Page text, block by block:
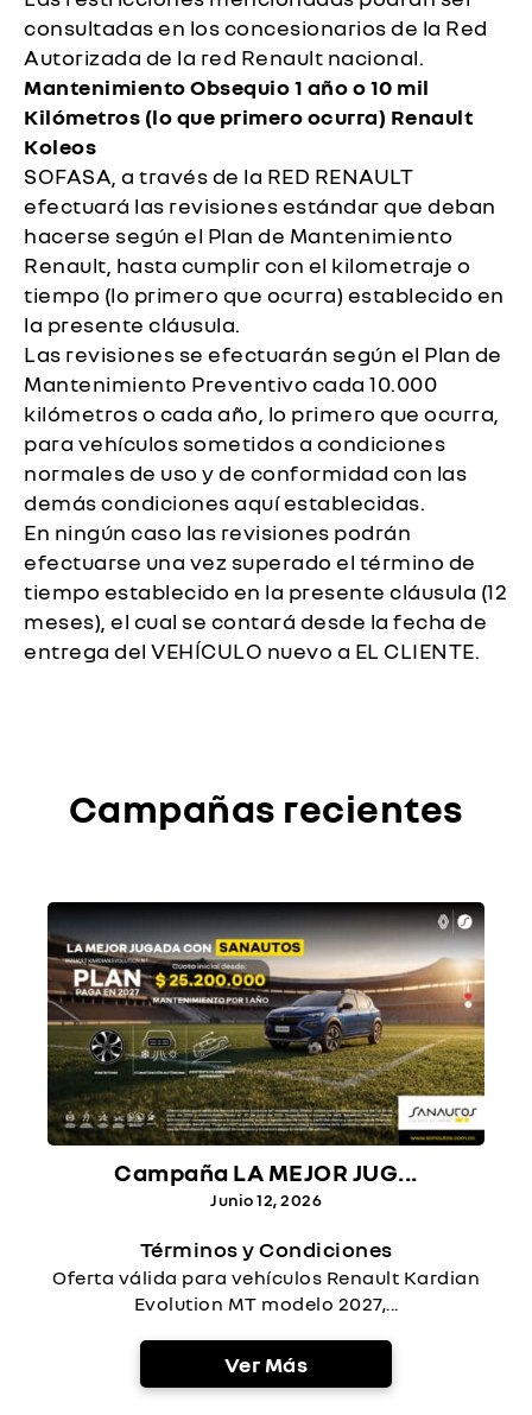
consultadas en los concesionarios de la Red
Autorizada de la red Renault nacional.
Mantenimiento Obsequio 1 año o 10 mil
Kilómetros (lo que primero ocurra) Renault
Koleos
SOFASA, a través de la RED RENAULT
efectuará las revisiones estándar que deban
hacerse según el Plan de Mantenimiento
Renault, hasta cumplir con el kilometraje o
tiempo (lo primero que ocurra) establecido en
la presente cláusula.
Las revisiones se efectuarán según el Plan de
Mantenimiento Preventivo cada 10.000
kilómetros o cada año, lo primero que ocurra,
para vehículos sometidos a condiciones
normales de uso y de conformidad con las
demás condiciones aquí establecidas.
En ningún caso las revisiones podrán
efectuarse una vez superado el término de
tiempo establecido en la presente cláusula (12
meses), el cual se contará desde la fecha de
entrega del VEHÍCULO nuevo a EL CLIENTE.
Campañas recientes
Campaña LA MEJOR JUG...
Junio 12, 2026
Términos y Condiciones
Oferta válida para vehículos Renault Kardian
Evolution MT modelo 2027,...
Ver Más